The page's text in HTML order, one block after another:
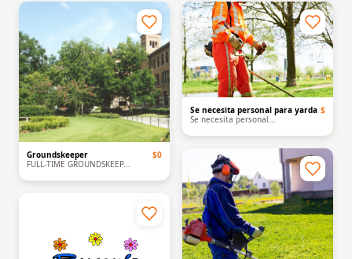
Groundskeeper
FULL-TIME GROUNDSKEEP...
$0
Se necesita personal para yarda
Se necesita personal...
$